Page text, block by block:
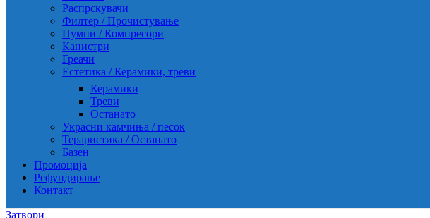
Распрскувачи
Филтер / Прочистување
Пумпи / Компресори
Канистри
Греачи
Естетика / Керамики, треви
Керамики
Треви
Останато
Украсни камчиња / песок
Тераристика / Останато
Базен
Промоција
Рефундирање
Контакт
Затвори